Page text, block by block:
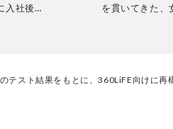
社後、
を貫いてきた、
なたにお届け。
スト結果をもとに、360LiFE向けに再